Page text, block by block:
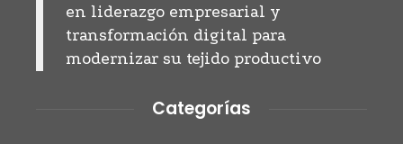
en liderazgo empresarial y
transformación digital para
modernizar su tejido productivo
Categorías